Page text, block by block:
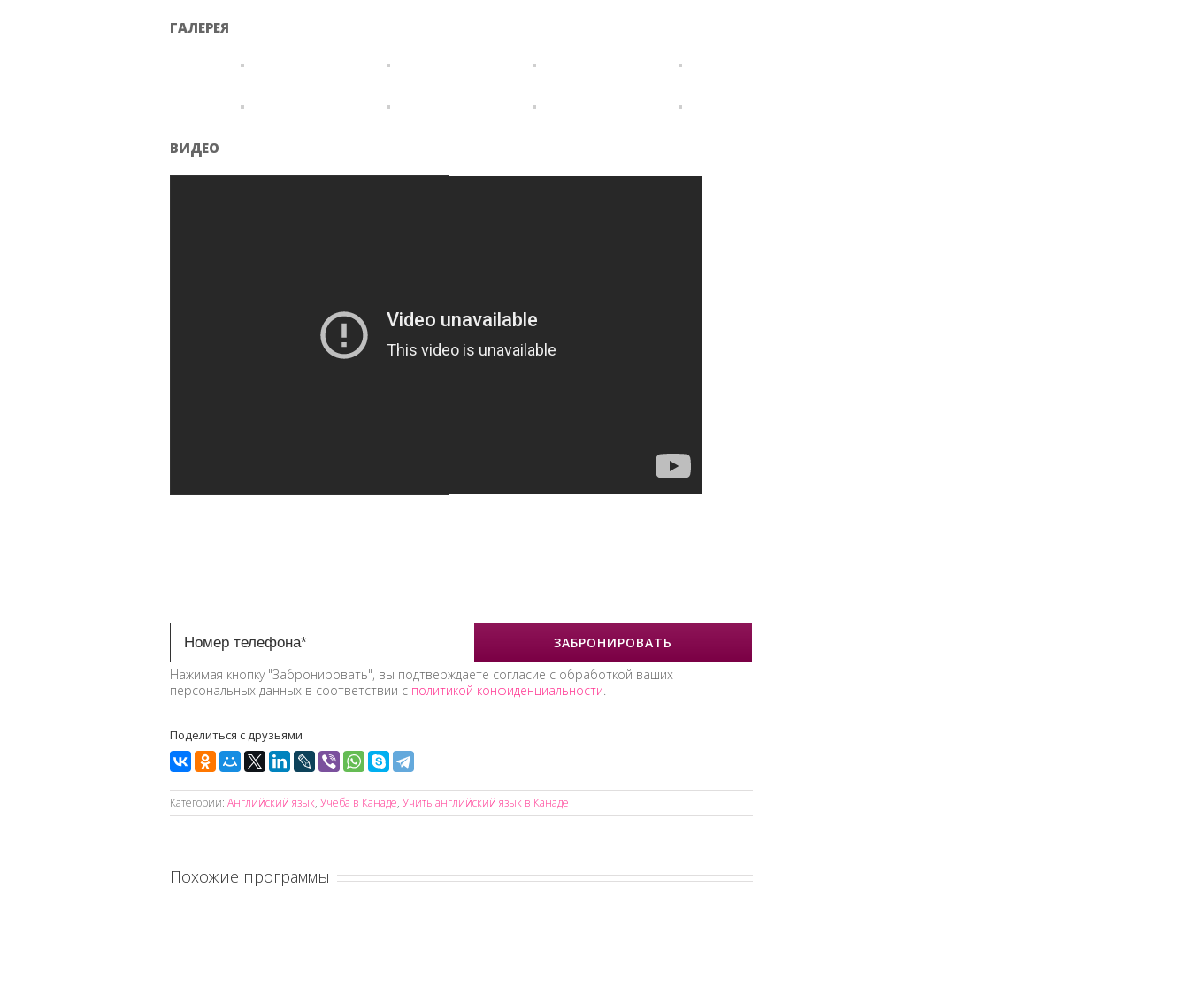
ГАЛЕРЕЯ
ВИДЕО
Нажимая кнопку "Забронировать", вы подтверждаете согласие с обработкой ваших
персональных данных в соответствии с политикой конфиденциальности.
Поделиться с друзьями
Категории: Английский язык, Учеба в Канаде, Учить английский язык в Канаде
Похожие программы